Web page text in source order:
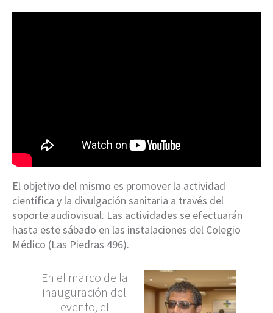
El objetivo del mismo es promover la actividad
científica y la divulgación sanitaria a través del
soporte audiovisual. Las actividades se efectuarán
hasta este sábado en las instalaciones del Colegio
Médico (Las Piedras 496).
En el marco de la
inauguración del
evento, el